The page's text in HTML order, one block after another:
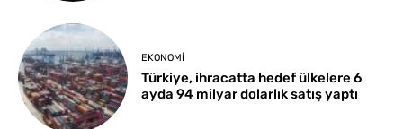
EKONOMI
Türkiye, ihracatta hedef ülkelere 6
ayda 94 milyar dolarlık satış yaptı